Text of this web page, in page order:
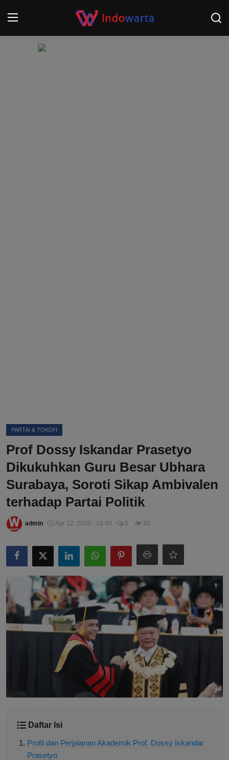
PARTAI & TOKOH
Prof Dossy Iskandar Prasetyo
Dikukuhkan Guru Besar Ubhara
Surabaya, Soroti Sikap Ambivalen
terhadap Partai Politik
admin Apr 22, 2026 - 19:40 0 20
Daftar Isi
Profil dan Perjalanan Akademik Prof. Dossy Iskandar
Prasetyo